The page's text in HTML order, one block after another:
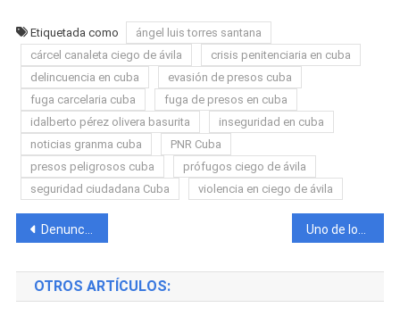
Etiquetada como
ángel luis torres santana
cárcel canaleta ciego de ávila
crisis penitenciaria en cuba
delincuencia en cuba
evasión de presos cuba
fuga carcelaria cuba
fuga de presos en cuba
idalberto pérez olivera basurita
inseguridad en cuba
noticias granma cuba
PNR Cuba
presos peligrosos cuba
prófugos ciego de ávila
seguridad ciudadana Cuba
violencia en ciego de ávila
Navegación
de
entradas
Denuncian presunto abuso policial en Las Tunas: joven terminó hospitalizado tras arresto violento
OTROS ARTÍCULOS: